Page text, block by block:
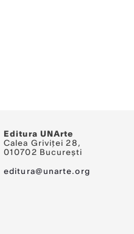
Editura UNArte
Calea Griviței 28,
010702 București
editura@unarte.org